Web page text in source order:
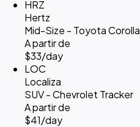
HRZ
Hertz
Mid-Size - Toyota Corolla
A partir de
$33/day
LOC
Localiza
SUV - Chevrolet Tracker
A partir de
$41/day